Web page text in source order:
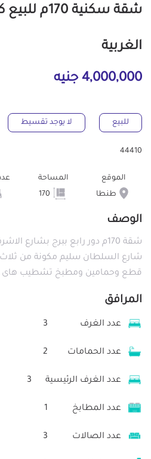
شقة سكنية
الغربية
4,000,000 جنيه
للبيع لا يوجد تقسيط
44410
الموقع
طنطا
المساحة
الوصف
شقة 170م دور رابع ببرج
شارع السلطان سليم مكونة من
قطع وحمامين ومطبخ تشطيب هاى
المرافق
عدد الغرف 3
عدد الحمامات 2
عدد الغرف الرئيسية 3
عدد المطابخ 1
عدد الصالات 3